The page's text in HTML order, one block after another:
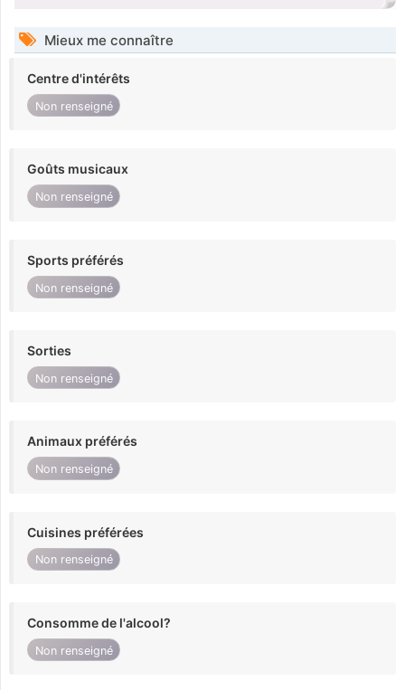
Mieux me connaître
Centre d'intérêts
Non renseigné
Goûts musicaux
Non renseigné
Sports préférés
Non renseigné
Sorties
Non renseigné
Animaux préférés
Non renseigné
Cuisines préférées
Non renseigné
Consomme de l'alcool?
Non renseigné